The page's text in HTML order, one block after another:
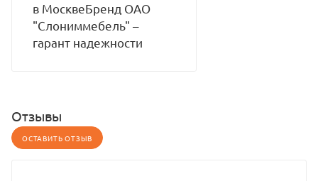
в МосквеБренд ОАО
"Слониммебель" –
гарант надежности
Отзывы
ОСТАВИТЬ ОТЗЫВ